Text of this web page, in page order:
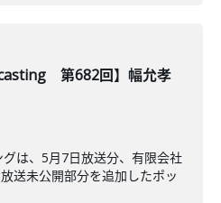
第682回】幅允孝
は、5月7日放送分、有限会社
送未公開部分を追加したポッ